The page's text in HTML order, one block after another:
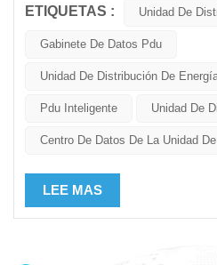
ayuda a reducir los costos de
de datos funcionen de manera
Confiabilidad mejorada: las PDU
confiabilidad mejorada al
funcionen dentro de los
Esto ayuda a reducir el tiempo de
ETIQUETAS : Unidad De
Gabinete De Datos Pdu
Unidad De Distribución De
Pdu Inteligente Unidad De
Centro De Datos De La Unidad
LEE MAS